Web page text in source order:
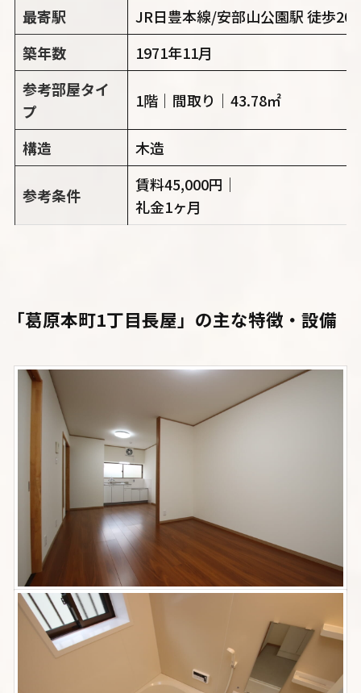
最寄駅
JR日豊本線/安部山公園駅 徒歩20
築年数
1971年11月
参考部屋タイ
プ
1階｜間取り｜43.78㎡
構造 木造
参考条件
賃料45,000円｜
礼金1ヶ月
「葛原本町1丁目長屋」 の主な特徴・設備